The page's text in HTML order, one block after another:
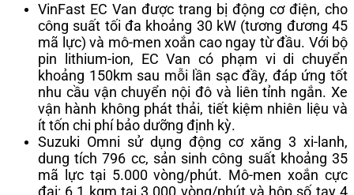
VinFast EC Van được trang bị động cơ điện, cho
công suất tối đa khoảng 30 kW (tương đương 45
mã lực) và mô-men xoắn cao ngay từ đầu. Với bộ
pin lithium-ion, EC Van có phạm vi di chuyển
khoảng 150km sau mỗi lần sạc đầy, đáp ứng tốt
nhu cầu vận chuyển nội đô và liên tỉnh ngắn. Xe
vận hành không phát thải, tiết kiệm nhiên liệu và
ít tốn chi phí bảo dưỡng định kỳ.
Suzuki Omni sử dụng động cơ xăng 3 xi-lanh,
dung tích 796 cc, sản sinh công suất khoảng 35
mã lực tại 5.000 vòng/phút. Mô-men xoắn cực
đại: 6.1 kgm tại 3.000 vòng/phút và hộp số tay 4